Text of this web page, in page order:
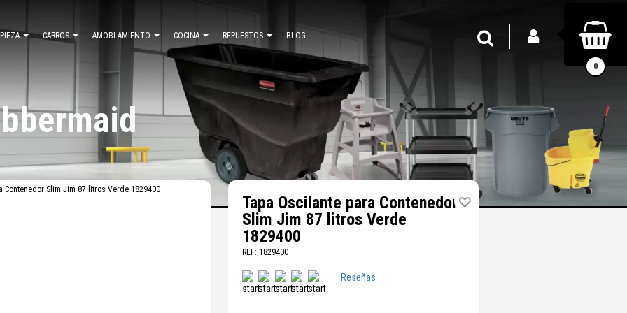
CARROS AMOBLAMIENTO COCINA REPUESTOS BLOG INICIAR SESIÓN
0
Contenedor Slim Jim 87 litros Verde 1829400
Tapa Oscilante para Contenedor
Slim Jim 87 litros Verde
1829400
REF: 1829400
Reseñas